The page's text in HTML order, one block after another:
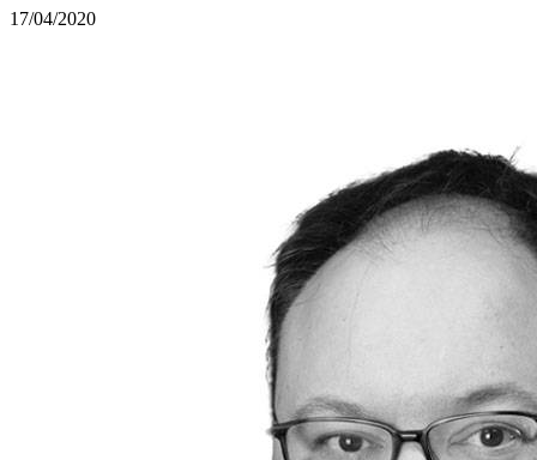
17/04/2020